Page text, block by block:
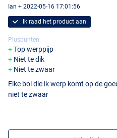
Ian + 2022-05-16 17:01:56
Ik raad het product aan
Pluspunten
Top werppijp
Niet te dik
Niet te zwaar
Elke bol die ik werp komt op de
niet te zwaar